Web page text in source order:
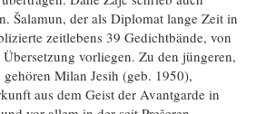
Šalamun, der als Diplomat lange Zeit in
zeitlebens 39 Gedichtbände, von
vorliegen. Zu den jüngeren,
Milan Jesih (geb. 1950),
aus dem Geist der Avantgarde in